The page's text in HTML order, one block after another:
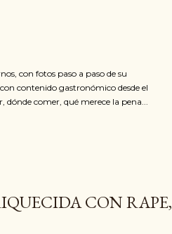
con fotos paso a paso de su
contenido gastronómico desde el
dónde comer, qué merece la pena...
CON RAPE,